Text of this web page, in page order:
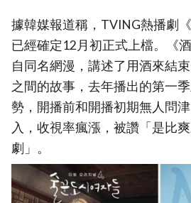
據韓媒報道稱，TVING熱播劇
已經確定12月初正式上檔。《
自同名網漫，講述了用酒來結
之間的故事，去年播出的第一
勢，開播前和開播初期無人問
入，收視率瘋漲，被讚「是比
劇」。